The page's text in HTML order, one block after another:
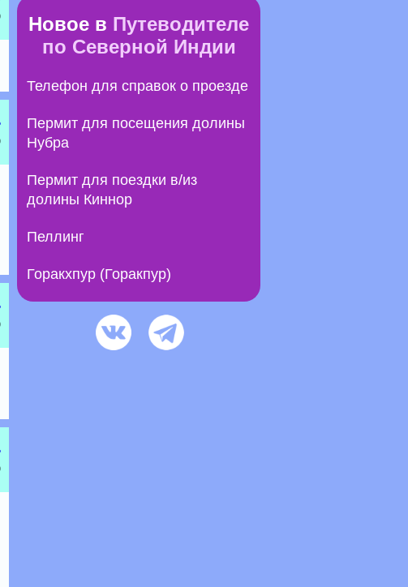
Новое в Путеводителе
по Северной Индии
Телефон для справок о проезде
Пермит для посещения долины
Нубра
Пермит для поездки в/из
долины Киннор
Пеллинг
Горакхпур (Горакпур)